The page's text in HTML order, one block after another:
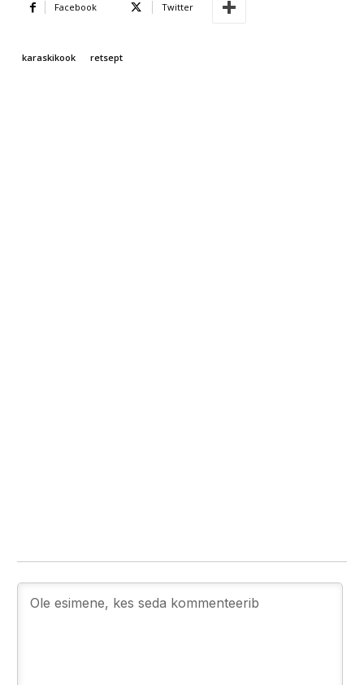
Facebook Twitter
karaskikook retsept